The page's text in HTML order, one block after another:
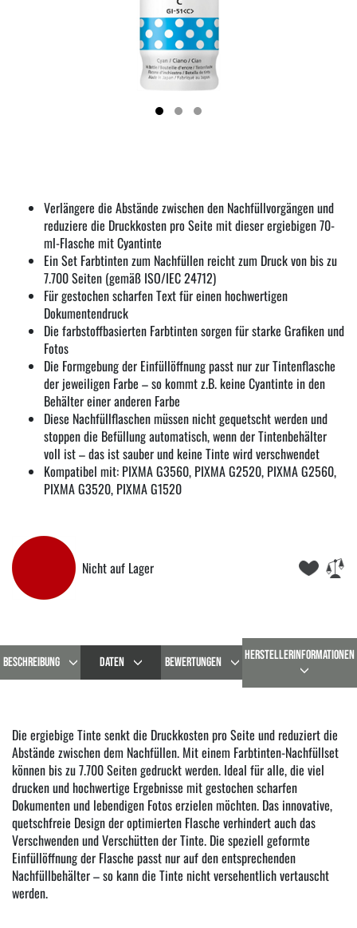
Verlängere die Abstände zwischen den Nachfüllvorgängen und
reduziere die Druckkosten pro Seite mit dieser ergiebigen 70-
ml-Flasche mit Cyantinte
Ein Set Farbtinten zum Nachfüllen reicht zum Druck von bis zu
7.700 Seiten (gemäß ISO/IEC 24712)
Für gestochen scharfen Text für einen hochwertigen
Dokumentendruck
Die farbstoffbasierten Farbtinten sorgen für starke Grafiken und
Fotos
Die Formgebung der Einfüllöffnung passt nur zur Tintenflasche
der jeweiligen Farbe – so kommt z.B. keine Cyantinte in den
Behälter einer anderen Farbe
Diese Nachfüllflaschen müssen nicht gequetscht werden und
stoppen die Befüllung automatisch, wenn der Tintenbehälter
voll ist – das ist sauber und keine Tinte wird verschwendet
Kompatibel mit: PIXMA G3560, PIXMA G2520, PIXMA G2560,
PIXMA G3520, PIXMA G1520
Nicht auf Lager
BESCHREIBUNG DATEN BEWERTUNGEN HERSTELLERINFORMATIONEN
Die ergiebige Tinte senkt die Druckkosten pro Seite und reduziert die
Abstände zwischen dem Nachfüllen. Mit einem Farbtinten-Nachfüllset
können bis zu 7.700 Seiten gedruckt werden. Ideal für alle, die viel
drucken und hochwertige Ergebnisse mit gestochen scharfen
Dokumenten und lebendigen Fotos erzielen möchten. Das innovative,
quetschfreie Design der optimierten Flasche verhindert auch das
Verschwenden und Verschütten der Tinte. Die speziell geformte
Einfüllöffnung der Flasche passt nur auf den entsprechenden
Nachfüllbehälter – so kann die Tinte nicht versehentlich vertauscht
werden.